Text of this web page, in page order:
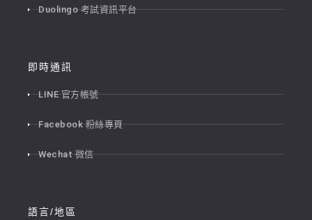
Duolingo 考試資訊平台
即時通訊
LINE 官方帳號
Facebook 粉絲專頁
Wechat 微信
語言/地區